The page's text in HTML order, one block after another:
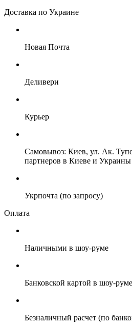
Доставка по Украине
Новая Почта
Деливери
Курьер
Самовывоз: Киев, ул. Ак.
партнеров в Киеве и Украины
Укрпочта (по запросу)
Оплата
Наличными в шоу-руме
Банковской картой в шоу-руме
Безналичный расчет (по